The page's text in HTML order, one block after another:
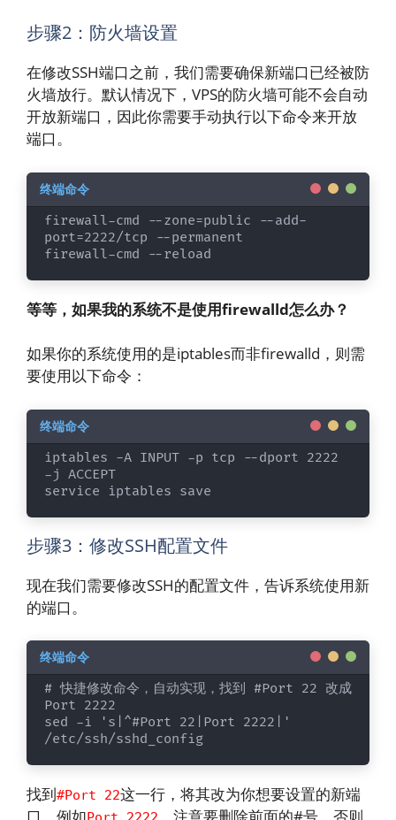
步骤2：防火墙设置
在修改SSH端口之前，我们需要确保新端口已经被防
火墙放行。默认情况下，VPS的防火墙可能不会自动
开放新端口，因此你需要手动执行以下命令来开放
端口。
firewall-cmd --zone=public --add-
port=2222/tcp --permanent
firewall-cmd --reload
等等，如果我的系统不是使用firewalld怎么办？
如果你的系统使用的是iptables而非firewalld，则需
要使用以下命令：
iptables -A INPUT -p tcp --dport 2222
-j ACCEPT
service iptables save
步骤3：修改SSH配置文件
现在我们需要修改SSH的配置文件，告诉系统使用新
的端口。
# 快捷修改命令，自动实现，找到 #Port 22 改成
Port 2222
sed -i 's|^#Port 22|Port 2222|'
/etc/ssh/sshd_config
找到#Port 22这一行，将其改为你想要设置的新端